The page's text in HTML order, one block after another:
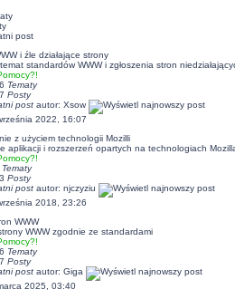
post
i źle działające strony
standardów WWW i zgłoszenia stron
Tematy
Posty
postautor: Xsow
2022, 16:07
z użyciem technologii Mozilli
aplikacji i rozszerzeń opartych na technologiach
Tematy
Posty
postautor: njczyziu
2018, 23:26
WWW
WWW zgodnie ze standardami
Tematy
Posty
postautor: Giga
2025, 03:40